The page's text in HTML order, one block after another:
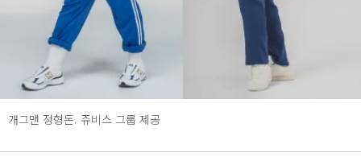
개그맨 정형돈. 쥬비스 그룹 제공